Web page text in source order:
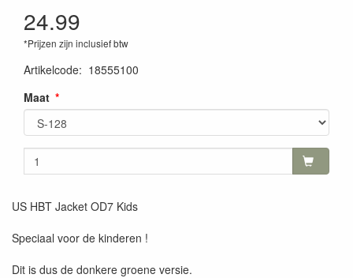
24.99
*Prijzen zijn inclusief btw
Artikelcode: 18555100
Maat
US HBT Jacket OD7 Kids
Speciaal voor de kinderen !
Dit is dus de donkere groene versie.